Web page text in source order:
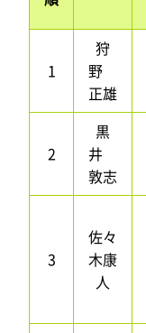
1
狩
野
正雄
2
黒
井
敦志
3
佐々
木康
人